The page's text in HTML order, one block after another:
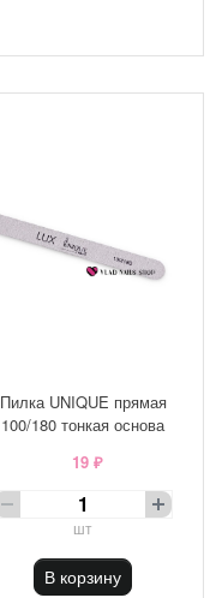
Пилка UNIQUE прямая
100/180 тонкая основа
19 ₽
шт
В корзину